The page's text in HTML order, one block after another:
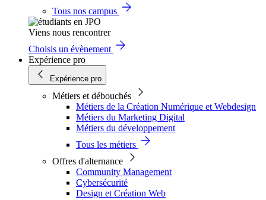
Tous nos campus
Viens nous rencontrer
Choisis un évènement
Expérience pro
Expérience pro
Métiers et débouchés
Métiers de la Création Numérique et Webdesign
Métiers du Marketing Digital
Métiers du développement
Tous les métiers
Offres d'alternance
Community Management
Cybersécurité
Design et Création Web